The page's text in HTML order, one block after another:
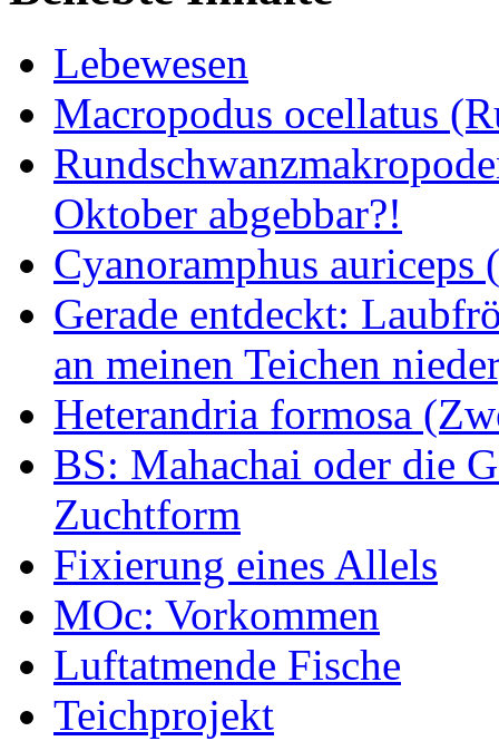
Lebewesen
Macropodus ocellatus
Oktober abgebbar?!
Cyanoramphus
Gerade entdeckt:
an meinen Teichen
Heterandria formosa
BS: Mahachai oder die
Zuchtform
Fixierung eines Allels
MOc: Vorkommen
Luftatmende Fische
Teichprojekt